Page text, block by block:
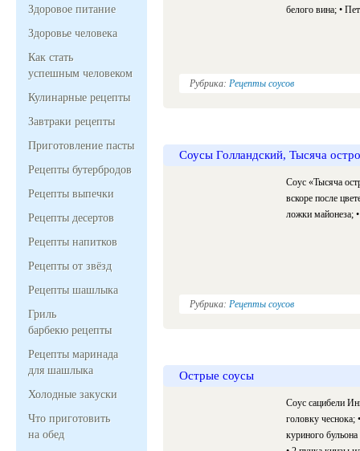
Здоровое питание
Здоровье человека
Как стать
успешным человеком
Кулинарные рецепты
Завтраки рецепты
Приготовление пасты
Рецепты бутербродов
Рецепты выпечки
Рецепты десертов
Рецепты напитков
Рецепты от звёзд
Рецепты шашлыка
Гриль
барбекю рецепты
Рецепты маринада
для шашлыка
Холодные закуски
Что приготовить
на обед
белого вина; •
Рубрика: Рецепты соусов
Соусы Голландский, Тысяча
Соус «Тысяча
вскоре после
ложки майонеза;
Рубрика: Рецепты соусов
Острые соусы
Соус сацибели
головку чеснока;
куриного